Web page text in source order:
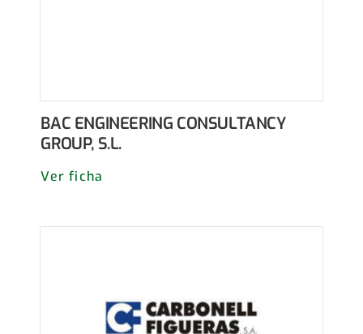
BAC ENGINEERING CONSULTANCY
GROUP, S.L.
Ver ficha